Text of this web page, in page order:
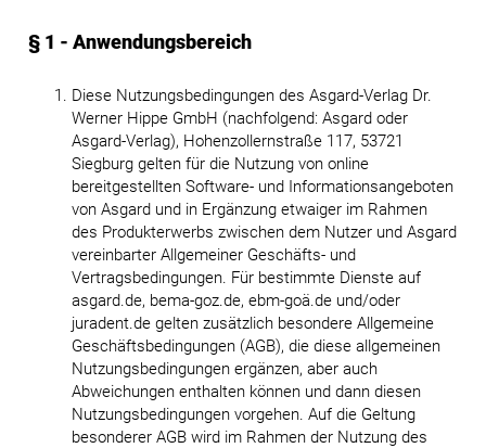
§ 1 - Anwendungsbereich
Diese Nutzungsbedingungen des Asgard-Verlag Dr.
Werner Hippe GmbH (nachfolgend: Asgard oder
Asgard-Verlag), Hohenzollernstraße 117, 53721
Siegburg gelten für die Nutzung von online
bereitgestellten Software- und Informationsangeboten
von Asgard und in Ergänzung etwaiger im Rahmen
des Produkterwerbs zwischen dem Nutzer und Asgard
vereinbarter Allgemeiner Geschäfts- und
Vertragsbedingungen. Für bestimmte Dienste auf
asgard.de, bema-goz.de, ebm-goä.de und/oder
juradent.de gelten zusätzlich besondere Allgemeine
Geschäftsbedingungen (AGB), die diese allgemeinen
Nutzungsbedingungen ergänzen, aber auch
Abweichungen enthalten können und dann diesen
Nutzungsbedingungen vorgehen. Auf die Geltung
besonderer AGB wird im Rahmen der Nutzung des